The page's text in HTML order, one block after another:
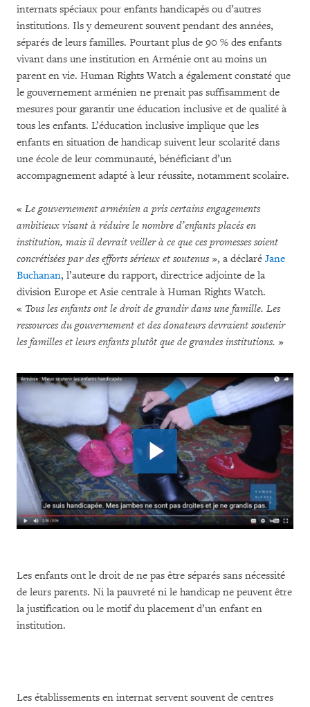
internats spéciaux pour enfants handicapés ou d’autres
institutions. Ils y demeurent souvent pendant des années,
séparés de leurs familles. Pourtant plus de 90 % des enfants
vivant dans une institution en Arménie ont au moins un
parent en vie. Human Rights Watch a également constaté que
le gouvernement arménien ne prenait pas suffisamment de
mesures pour garantir une éducation inclusive et de qualité à
tous les enfants. L’éducation inclusive implique que les
enfants en situation de handicap suivent leur scolarité dans
une école de leur communauté, bénéficiant d’un
accompagnement adapté à leur réussite, notamment scolaire.
« Le gouvernement arménien a pris certains engagements
ambitieux visant à réduire le nombre d’enfants placés en
institution, mais il devrait veiller à ce que ces promesses soient
concrétisées par des efforts sérieux et soutenus», a déclaré Jane
Buchanan, l’auteure du rapport, directrice adjointe de la
division Europe et Asie centrale à Human Rights Watch.
« Tous les enfants ont le droit de grandir dans une famille. Les
ressources du gouvernement et des donateurs devraient soutenir
les familles et leurs enfants plutôt que de grandes institutions. »
Les enfants ont le droit de ne pas être séparés sans nécessité
de leurs parents. Ni la pauvreté ni le handicap ne peuvent être
la justification ou le motif du placement d’un enfant en
institution.
Les établissements en internat servent souvent de centres